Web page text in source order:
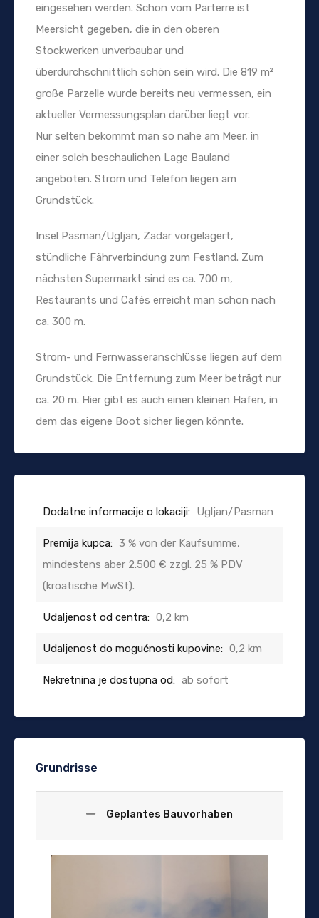
eingesehen werden. Schon vom Parterre ist
Meersicht gegeben, die in den oberen
Stockwerken unverbaubar und
überdurchschnittlich schön sein wird. Die 819 m²
große Parzelle wurde bereits neu vermessen, ein
aktueller Vermessungsplan darüber liegt vor.
Nur selten bekommt man so nahe am Meer, in
einer solch beschaulichen Lage Bauland
angeboten. Strom und Telefon liegen am
Grundstück.
Insel Pasman/Ugljan, Zadar vorgelagert,
stündliche Fährverbindung zum Festland. Zum
nächsten Supermarkt sind es ca. 700 m,
Restaurants und Cafés erreicht man schon nach
ca. 300 m.
Strom- und Fernwasseranschlüsse liegen auf dem
Grundstück. Die Entfernung zum Meer beträgt nur
ca. 20 m. Hier gibt es auch einen kleinen Hafen, in
dem das eigene Boot sicher liegen könnte.
Dodatne informacije o lokaciji: Ugljan/Pasman
Premija kupca: 3 % von der Kaufsumme,
mindestens aber 2.500 € zzgl. 25 % PDV
(kroatische MwSt).
Udaljenost od centra: 0,2 km
Udaljenost do mogućnosti kupovine: 0,2 km
Nekretnina je dostupna od: ab sofort
Grundrisse
Geplantes Bauvorhaben